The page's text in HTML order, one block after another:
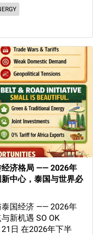
经济格局 —— 2026年
中心，泰国与世界必
国经济 —— 2026年
新机遇 SO OK
日 在2026年下半